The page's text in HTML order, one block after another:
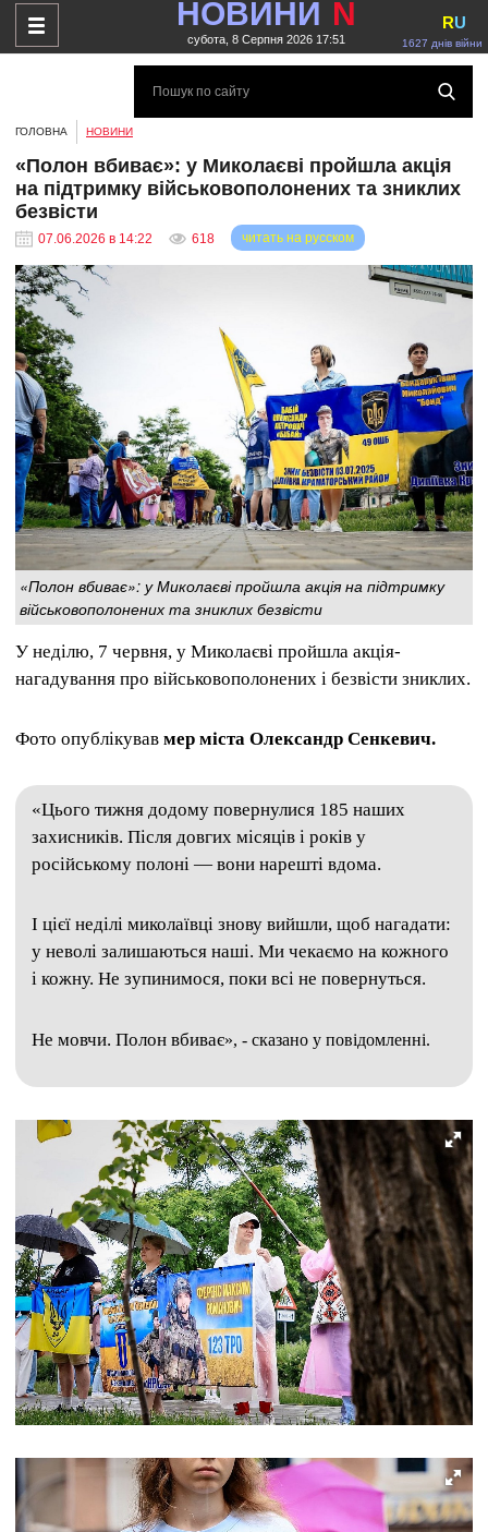
НОВИНИ N
субота, 8 Серпня 2026 17:51 1627 днів війни
RU
ГОЛОВНА НОВИНИ
«Полон вбиває»: у Миколаєві пройшла акція
на підтримку військовополонених та зниклих
безвісти
07.06.2026 в 14:22 618 читать на русском
«Полон вбиває»: у Миколаєві пройшла акція на підтримку
військовополонених та зниклих безвісти
У неділю, 7 червня, у Миколаєві пройшла акція-
нагадування про військовополонених і безвісти зниклих.
Фото опублікував мер міста Олександр Сенкевич.
«Цього тижня додому повернулися 185 наших
захисників. Після довгих місяців і років у
російському полоні — вони нарешті вдома.
І цієї неділі миколаївці знову вийшли, щоб нагадати:
у неволі залишаються наші. Ми чекаємо на кожного
і кожну. Не зупинимося, поки всі не повернуться.
Не мовчи. Полон вбиває», - сказано у повідомленні.